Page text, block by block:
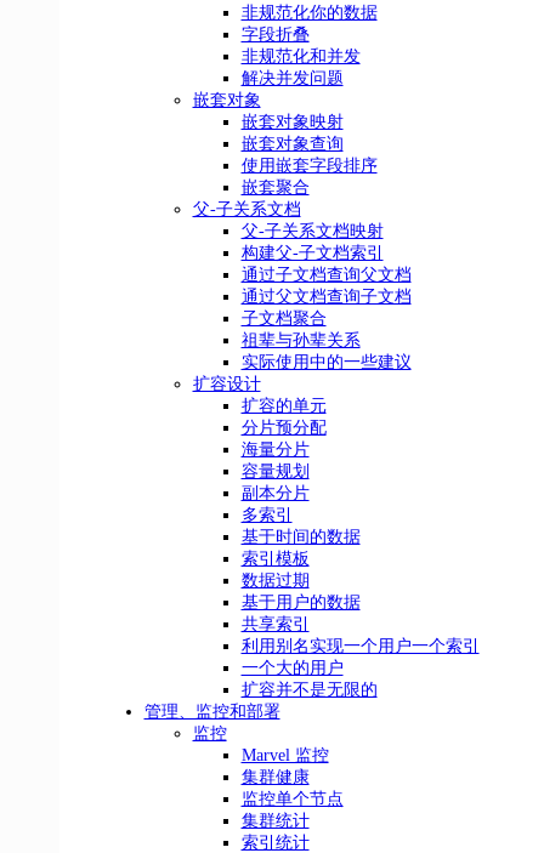
非规范化你的数据
字段折叠
非规范化和并发
解决并发问题
嵌套对象
嵌套对象映射
嵌套对象查询
使用嵌套字段排序
嵌套聚合
父-子关系文档
父-子关系文档映射
构建父-子文档索引
通过子文档查询父文档
通过父文档查询子文档
子文档聚合
祖辈与孙辈关系
实际使用中的一些建议
扩容设计
扩容的单元
分片预分配
海量分片
容量规划
副本分片
多索引
基于时间的数据
索引模板
数据过期
基于用户的数据
共享索引
利用别名实现一个用户一个索引
一个大的用户
扩容并不是无限的
管理、监控和部署
监控
Marvel 监控
集群健康
监控单个节点
集群统计
索引统计